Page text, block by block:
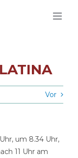
Vor
um 8.34 Uhr,
11 Uhr am